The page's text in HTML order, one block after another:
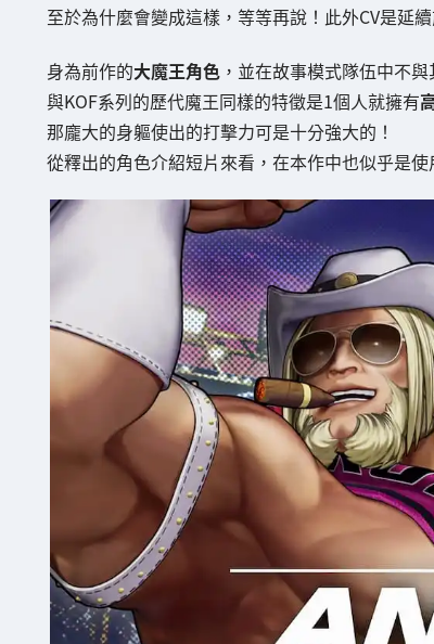
至於為什麼會變成這樣，等等再說！此外CV是延
身為前作的大魔王角色，並在故事模式隊伍中不與
與KOF系列的歷代魔王同樣的特徵是1個人就擁有
那龐大的身軀使出的打擊力可是十分強大的！
從釋出的角色介紹短片來看，在本作中也似乎是使